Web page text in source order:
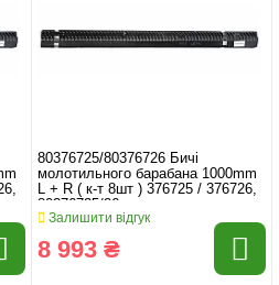
80376725/80376726 Бичі
молотильного барабана 1000mm
L + R ( к-т 8шт ) 376725 / 376726,
80376725/26
Залишити відгук
8 993 ₴